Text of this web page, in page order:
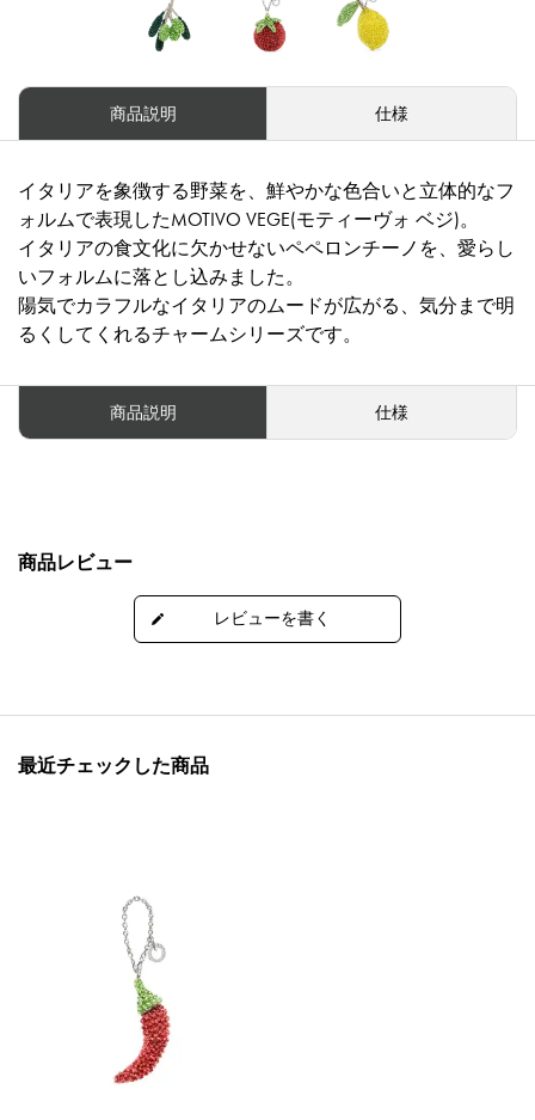
商品説明 仕様
イタリアを象徴する野菜を、鮮やかな色合いと立体的なフ
ォルムで表現したMOTIVO VEGE(モティーヴォ ベジ)。
イタリアの食文化に欠かせないペペロンチーノを、愛らし
いフォルムに落とし込みました。
陽気でカラフルなイタリアのムードが広がる、気分まで明
るくしてくれるチャームシリーズです。
商品説明 仕様
商品レビュー
最近チェックした商品